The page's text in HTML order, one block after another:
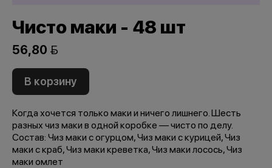
Чисто маки - 48 шт
56,80 
В корзину
Когда хочется только маки и ничего лишнего. Шесть
разных чиз маки в одной коробке — чисто по делу.
Состав: Чиз маки с огурцом, Чиз маки с курицей, Чиз
маки с краб, Чиз маки креветка, Чиз маки лосось, Чиз
маки омлет